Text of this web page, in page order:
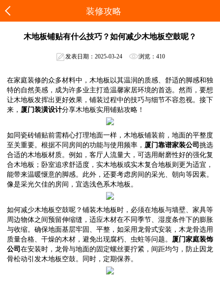
装修攻略
木地板铺贴有什么技巧？如何减少木地板空鼓呢？
发表日期：2025-03-24 浏览：410
在家庭装修的众多材料中，木地板以其温润的质感、舒适的脚感和独
特的自然美感，成为许多业主打造温馨家居环境的首选。然而，要想
让木地板发挥出更好效果，铺装过程中的技巧与细节不容忽视。接下
来， 厦门装潢设计分享木地板实用铺贴攻略！
如同瓷砖铺贴前需精心打理地面一样，木地板铺装前，地面的平整度
至关重要。根据不同房间的功能与使用频率， 厦门靠谱家装公司 挑选
合适的木地板材质。例如，客厅人流量大，可选用耐磨性好的强化复
合木地板；卧室追求舒适度，实木地板或实木复合地板则更为适宜，
能带来温暖惬意的脚感。此外，还要考虑房间的采光、朝向等因素。
像是采光欠佳的房间，宜选浅色系木地板。
如何减少木地板空鼓呢？铺装木地板时，必须在地板与墙壁、家具等
周边物体之间预留伸缩缝，适应木材在不同季节、湿度条件下的膨胀
与收缩。确保地面基层牢固、平整，如采用龙骨式安装，木龙骨选用
质量合格、干燥的木材，避免出现腐朽、虫蛀等问题。 厦门家庭装饰
公司 在安装时，龙骨与地面的固定螺丝要拧紧，间距均匀，防止因龙
骨松动引发木地板空鼓。同时，定期保养。